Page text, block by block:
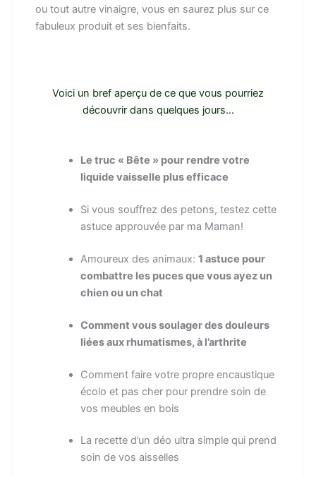
ou tout autre vinaigre, vous en saurez plus sur ce
fabuleux produit et ses bienfaits.
Voici un bref aperçu de ce que vous pourriez
découvrir dans quelques jours…
Le truc « Bête » pour rendre votre
liquide vaisselle plus efficace
Si vous souffrez des petons, testez cette
astuce approuvée par ma Maman!
Amoureux des animaux: 1 astuce pour
combattre les puces que vous ayez un
chien ou un chat
Comment vous soulager des douleurs
liées aux rhumatismes, à l’arthrite
Comment faire votre propre encaustique
écolo et pas cher pour prendre soin de
vos meubles en bois
La recette d’un déo ultra simple qui prend
soin de vos aisselles